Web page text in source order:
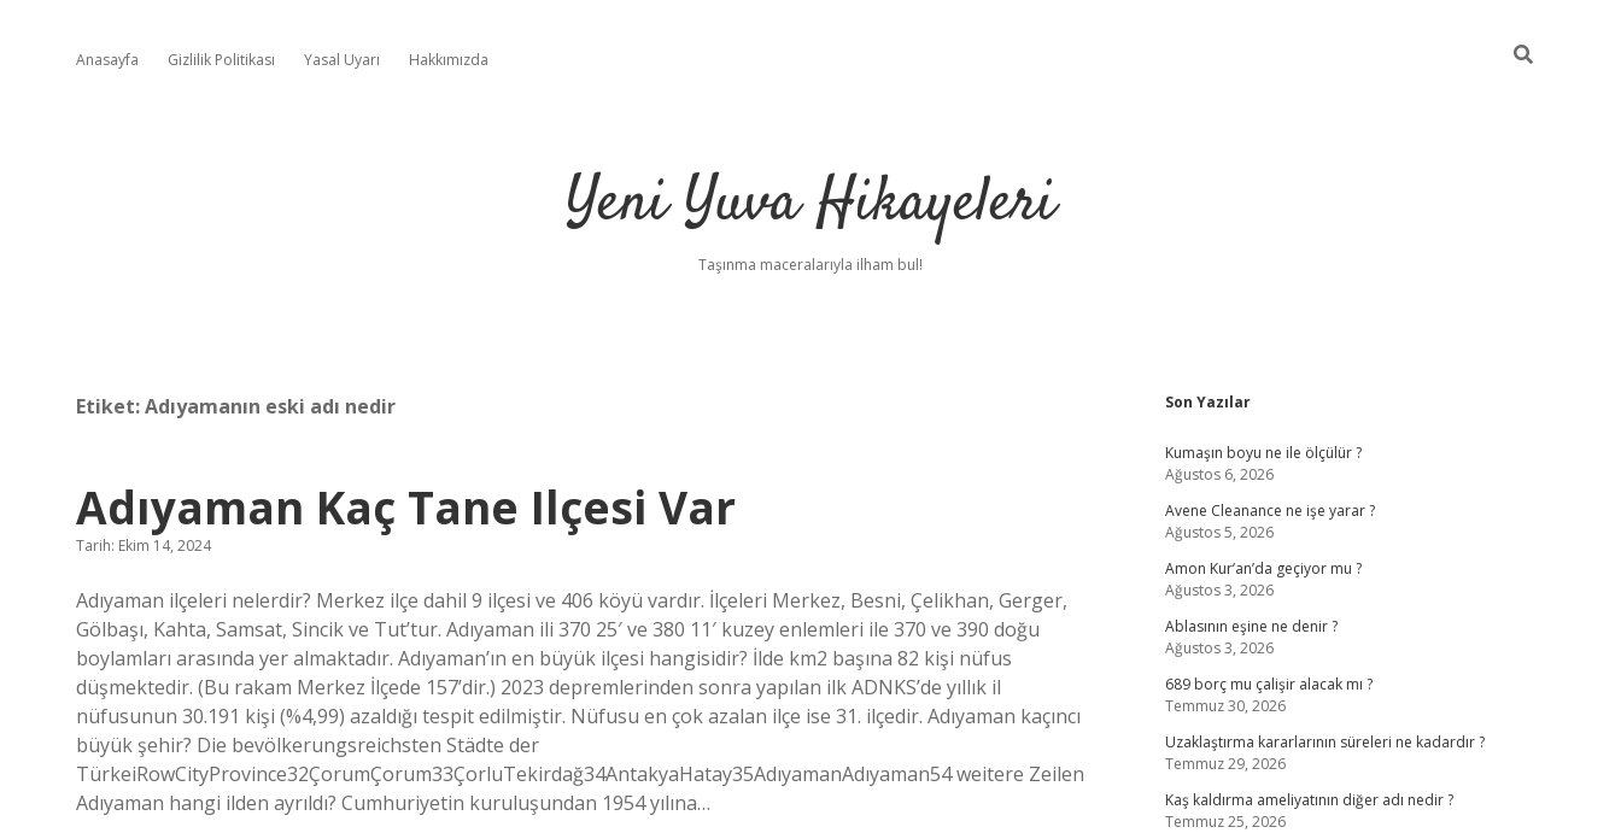
Anasayfa Gizlilik Politikası Yasal Uyarı Hakkımızda
Yeni Yuva Hikayeleri
Taşınma maceralarıyla ilham bul!
Etiket:Adıyamanın eski adı nedir
Adıyaman Kaç Tane Ilçesi Var
Tarih: Ekim 14, 2024
Adıyaman ilçeleri nelerdir? Merkez ilçe dahil 9 ilçesi ve 406 köyü vardır. İlçeleri Merkez, Besni, Çelikhan, Gerger,
Gölbaşı, Kahta, Samsat, Sincik ve Tut’tur. Adıyaman ili 370 25′ ve 380 11′ kuzey enlemleri ile 370 ve 390 doğu
boylamları arasında yer almaktadır. Adıyaman’ın en büyük ilçesi hangisidir? İlde km2 başına 82 kişi nüfus
düşmektedir. (Bu rakam Merkez İlçede 157’dir.) 2023 depremlerinden sonra yapılan ilk ADNKS’de yıllık il
nüfusunun 30.191 kişi (%4,99) azaldığı tespit edilmiştir. Nüfusu en çok azalan ilçe ise 31. ilçedir. Adıyaman kaçıncı
büyük şehir? Die bevölkerungsreichsten Städte der
TürkeiRowCityProvince32ÇorumÇorum33ÇorluTekirdağ34AntakyaHatay35AdıyamanAdıyaman54 weitere Zeilen
Adıyaman hangi ilden ayrıldı? Cumhuriyetin kuruluşundan 1954 yılına…
Sidebar
Son Yazılar
Kumaşın boyu ne ile ölçülür ?
Ağustos 6, 2026
Avene Cleanance ne işe yarar ?
Ağustos 5, 2026
Amon Kur’an’da geçiyor mu ?
Ağustos 3, 2026
Ablasının eşine ne denir ?
Ağustos 3, 2026
689 borç mu çalişir alacak mı ?
Temmuz 30, 2026
Uzaklaştırma kararlarının süreleri ne kadardır ?
Temmuz 29, 2026
Kaş kaldırma ameliyatının diğer adı nedir ?
Temmuz 25, 2026
hiltonbetBetexper giriş adresi